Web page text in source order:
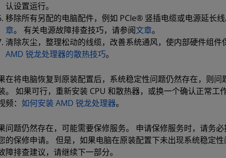
认设置运行。
移除所有另配的电脑配件，例如 PCIe® 竖插电缆或电源延长
章。 有关电源故障排查技巧，请参阅文章。
清除灰尘，整理松动的线缆，改善系统通风，使内部硬件组件
AMD 锐龙处理器的散热技巧。
在将电脑恢复到原装配置后，系统稳定性问题仍然存在，则
。 如果可行，重新安装 CPU 和散热器，或换一个确认正常
频： 如何安装 AMD 锐龙处理器。
问题仍然存在，可能需要保修服务。 申请保修服务时，请务
的保修申请。 但是，如果电脑在原装配置下未出现系统稳定
障排查建议，请继续下一部分。